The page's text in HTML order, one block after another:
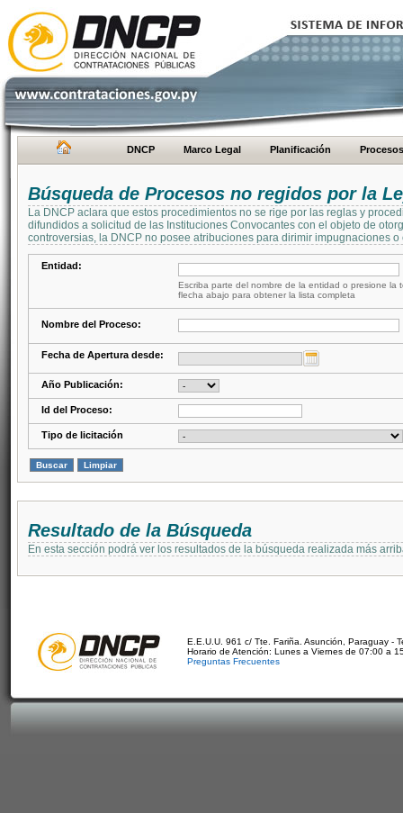
DNCP Marco Legal Planificación Procesos
Búsqueda de Procesos no regidos por la
La DNCP aclara que estos procedimientos no se rige por las reglas y
difundidos a solicitud de las Instituciones Convocantes con el objeto de
controversias, la DNCP no posee atribuciones para dirimir impugnaciones
Entidad:
Escriba parte del nombre de la entidad o presione la
flecha abajo para obtener la lista completa
Nombre del Proceso:
Fecha de Apertura desde:
Año Publicación:
Id del Proceso:
Tipo de licitación
Resultado de la Búsqueda
En esta sección podrá ver los resultados de la búsqueda realizada más
E.E.U.U. 961 c/ Tte. Fariña. Asunción, Paraguay -
Horario de Atención: Lunes a Viernes de 07:00 a
Preguntas Frecuentes